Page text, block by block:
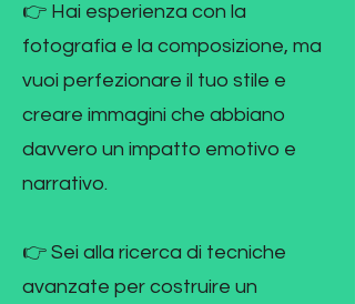
👉 Hai esperienza con la
fotografia e la composizione, ma
vuoi perfezionare il tuo stile e
creare immagini che abbiano
davvero un impatto emotivo e
narrativo.
👉 Sei alla ricerca di tecniche
avanzate per costruire un